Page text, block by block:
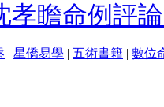
孝瞻命例評
| 星僑易學 | 五術書籍 | 數位